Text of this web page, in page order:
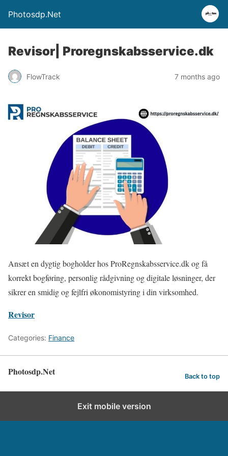
Photosdp.Net
Revisor| Proregnskabsservice.dk
FlowTrack 7 months ago
Ansæt en dygtig bogholder hos ProRegnskabsservice.dk og få
korrekt bogføring, personlig rådgivning og digitale løsninger, der
sikrer en smidig og fejlfri økonomistyring i din virksomhed.
Revisor
Categories: Finance
Photosdp.Net Back to top
Exit mobile version